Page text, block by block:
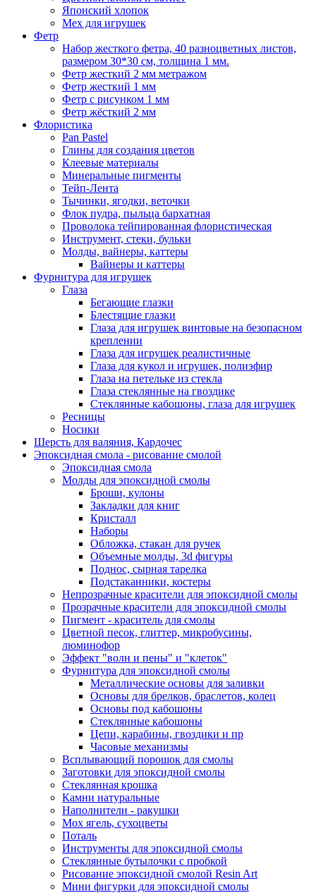
Японский хлопок
Мех для игрушек
Фетр
Набор жесткого фетра, 40 разноцветных листов,
размером 30*30 см, толщина 1 мм.
Фетр жесткий 2 мм метражом
Фетр жесткий 1 мм
Фетр с рисунком 1 мм
Фетр жёсткий 2 мм
Флористика
Pan Pastel
Глины для создания цветов
Клеевые материалы
Минеральные пигменты
Тейп-Лента
Тычинки, ягодки, веточки
Флок пудра, пыльца бархатная
Проволока тейпированная флористическая
Инструмент, стеки, бульки
Молды, вайнеры, каттеры
Вайнеры и каттеры
Фурнитура для игрушек
Глаза
Бегающие глазки
Блестящие глазки
Глаза для игрушек винтовые на безопасном
креплении
Глаза для игрушек реалистичные
Глаза для кукол и игрушек, полиэфир
Глаза на петельке из стекла
Глаза стеклянные на гвоздике
Стеклянные кабошоны, глаза для игрушек
Ресницы
Носики
Шерсть для валяния, Кардочес
Эпоксидная смола - рисование смолой
Эпоксидная смола
Молды для эпоксидной смолы
Броши, кулоны
Закладки для книг
Кристалл
Наборы
Обложка, стакан для ручек
Объемные молды, 3d фигуры
Поднос, сырная тарелка
Подстаканники, костеры
Непрозрачные красители для эпоксидной смолы
Прозрачные красители для эпоксидной смолы
Пигмент - краситель для смолы
Цветной песок, глиттер, микробусины,
люминофор
Эффект "волн и пены" и "клеток"
Фурнитура для эпоксидной смолы
Металлические основы для заливки
Основы для брелков, браслетов, колец
Основы под кабошоны
Стеклянные кабошоны
Цепи, карабины, гвоздики и пр
Часовые механизмы
Всплывающий порошок для смолы
Заготовки для эпоксидной смолы
Стеклянная крошка
Камни натуральные
Наполнители - ракушки
Мох ягель, сухоцветы
Поталь
Инструменты для эпоксидной смолы
Стеклянные бутылочки с пробкой
Рисование эпоксидной смолой Resin Art
Мини фигурки для эпоксидной смолы